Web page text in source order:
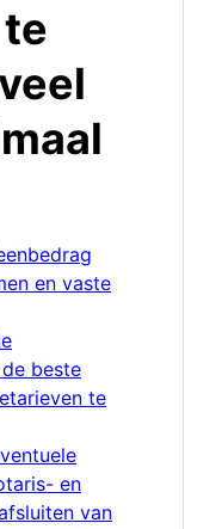
en vaste
beste
te
en
van